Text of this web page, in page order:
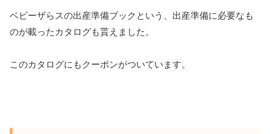
ベビーザらスの出産準備ブックという、出産準備に必要なも
のが載ったカタログも貰えました。
このカタログにもクーポンがついています。